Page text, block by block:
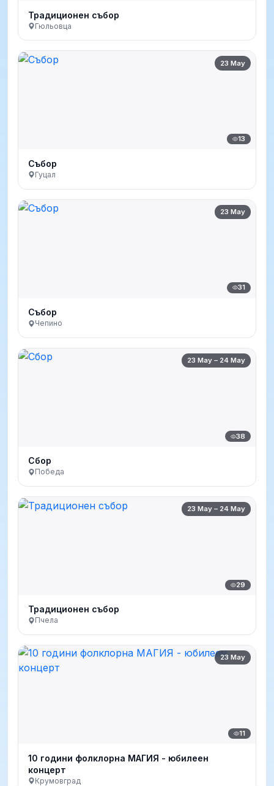
Традиционен събор
Гюльовца
23 May
13
Събор
Гуцал
23 May
31
Събор
Чепино
23 May – 24 May
38
Сбор
Победа
23 May – 24 May
29
Традиционен събор
Пчела
23 May
11
10 години фолклорна МАГИЯ - юбилеен
концерт
Крумовград